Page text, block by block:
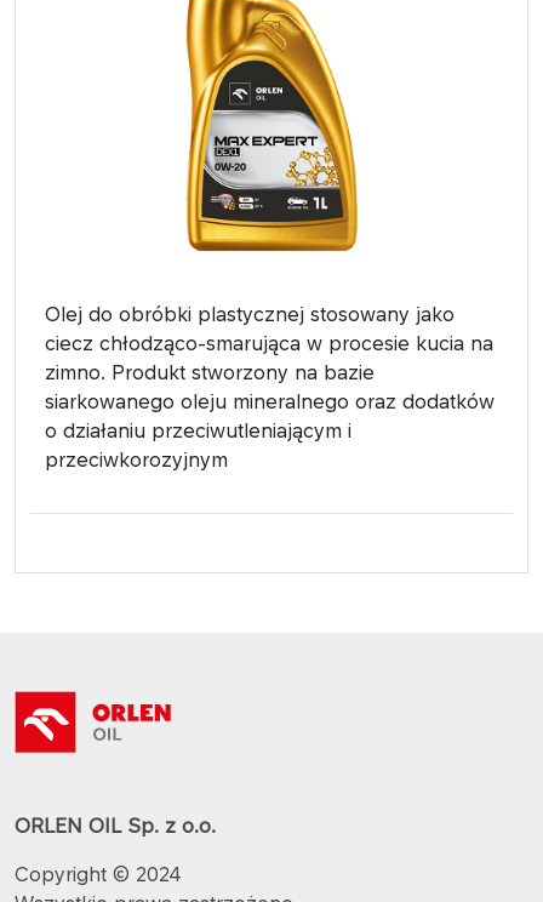
Olej do obróbki plastycznej stosowany jako
ciecz chłodząco-smarująca w procesie kucia na
zimno. Produkt stworzony na bazie
siarkowanego oleju mineralnego oraz dodatków
o działaniu przeciwutleniającym i
przeciwkorozyjnym
ORLEN OIL Sp. z o.o.
Copyright © 2024